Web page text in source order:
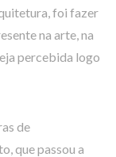
foi fazer
na arte, na
percebida logo
de
que passou a